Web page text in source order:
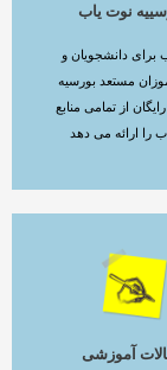
نوت یاب
برای دانشجویان و
مستعد بورسیه
از تمامی منابع
را ارائه می دهد
مطلب
آموزشی